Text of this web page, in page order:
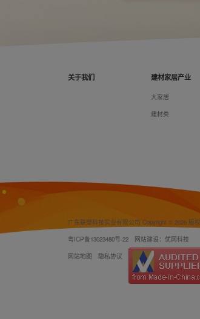
关于我们 建材家居产业
大家居
建材类
广东联塑科技实业有限公司 Copyright © 2026 版
粤ICP备13023480号-22
网站建设：优网科技
网站地图
隐私协议